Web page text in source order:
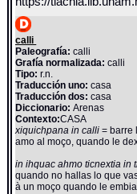
calli
Paleografía: calli
Grafía normalizada: calli
Tipo: r.n.
Traducción uno: casa
Traducción dos: casa
Diccionario:Arenas
Contexto:CASA
xiquichpana in calli= barre
amo al moço, quando le
in ihquac ahmo ticnextia in
quando no hallas lo que
à un moço quando le